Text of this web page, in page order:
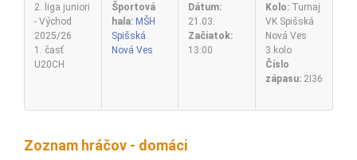
2. liga juniori
- Východ
2025/26
1. časť
U20CH
Športová
hala: MŠH
Spišská
Nová Ves
Dátum:
21.03.
Začiatok:
13:00
Kolo:Turnaj
VK Spišská
Nová Ves
3.kolo
Číslo
zápasu:2I36
Zoznam hráčov - domáci